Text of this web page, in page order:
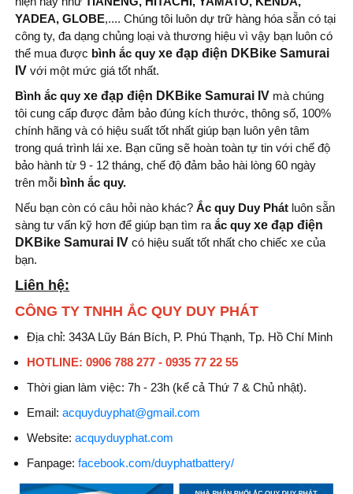
YADEA, GLOBE,.... Chúng tôi luôn dự trữ hàng hóa sẵn có tại
công ty, đa dạng chủng loại và thương hiệu vì vậy bạn luôn có
thể mua được bình ắc quy xe đạp điện DKBike Samurai
IV với một mức giá tốt nhất.
Bình ắc quy xe đạp điện DKBike Samurai IV mà chúng
tôi cung cấp được đảm bảo đúng kích thước, thông số, 100%
chính hãng và có hiệu suất tốt nhất giúp bạn luôn yên tâm
trong quá trình lái xe. Bạn cũng sẽ hoàn toàn tự tin với chế độ
bảo hành từ 9 - 12 tháng, chế độ đảm bảo hài lòng 60 ngày
trên mỗi bình ắc quy.
Nếu bạn còn có câu hỏi nào khác? Ắc quy Duy Phát luôn sẵn
sàng tư vấn kỹ hơn để giúp bạn tìm ra ắc quy xe đạp điện
DKBike Samurai IV có hiệu suất tốt nhất cho chiếc xe của
bạn.
Liên hệ:
CÔNG TY TNHH ẮC QUY DUY PHÁT
Địa chỉ: 343A Lũy Bán Bích, P. Phú Thạnh, Tp. Hồ Chí Minh
HOTLINE: 0906 788 277 - 0935 77 22 55
Thời gian làm việc: 7h - 23h (kể cả Thứ 7 & Chủ nhật).
Email: acquyduyphat@gmail.com
Website: acquyduyphat.com
Fanpage: facebook.com/duyphatbattery/